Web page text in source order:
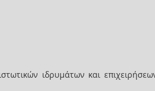
ιδρυμάτων και